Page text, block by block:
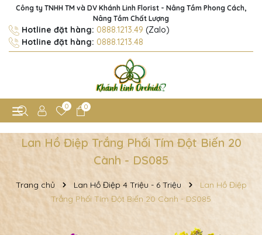
Công ty TNHH TM và DV Khánh Linh Florist - Nâng Tầm Phong Cách,
Nâng Tầm Chất Lượng
Hotline đặt hàng: 0888.1213.49 (Zalo)
Hotline đặt hàng: 0888.1213.48
0 0
Lan Hồ Điệp Trắng Phối Tím Đột Biến 20
Cành - DS085
Trang chủ Lan Hồ Điệp 4 Triệu - 6 Triệu
Lan Hồ Điệp
Trắng Phối Tím Đột Biến 20 Cành - DS085